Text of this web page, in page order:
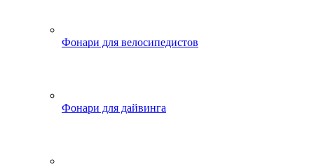
Фонари для велосипедистов
Фонари для дайвинга